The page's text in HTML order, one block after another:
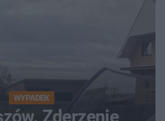
WYPADEK
Zderzenie